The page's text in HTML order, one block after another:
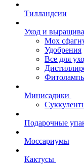
Тилландсии
Уход и
Мох
Удобрения
Все для
Минисадики
Подарочные
Моссариумы
Кактусы